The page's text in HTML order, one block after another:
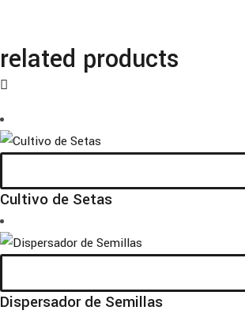
related products
Cultivo de Setas
Dispersador de Semillas